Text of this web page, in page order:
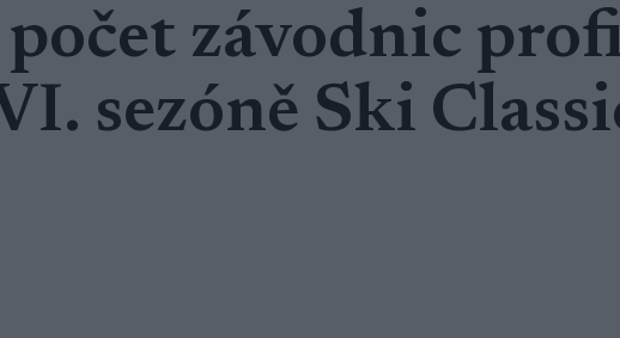
závodnic
sezóně Ski